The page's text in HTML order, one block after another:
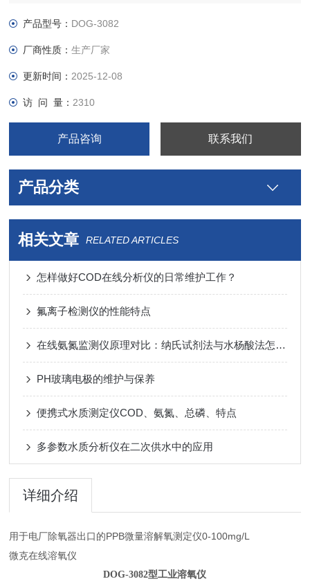
产品型号： DOG-3082
厂商性质：生产厂家
更新时间： 2025-12-08
访 问 量： 2310
产品咨询 联系我们
产品分类
相关文章 RELATED ARTICLES
怎样做好COD在线分析仪的日常维护工作？
氟离子检测仪的性能特点
在线氨氮监测仪原理对比：纳氏试剂法与水杨酸法怎么选？
PH玻璃电极的维护与保养
便携式水质测定仪COD、氨氮、总磷、特点
多参数水质分析仪在二次供水中的应用
详细介绍
用于电厂除氧器出口的PPB微量溶解氧测定仪0-100mg/L
微克在线溶氧仪
DOG-3082型工业溶氧仪